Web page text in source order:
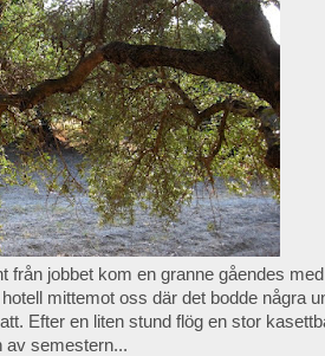
från jobbet kom en granne gåendes
mittemot oss där det bodde några
Efter en liten stund flög en stor
av semestern...